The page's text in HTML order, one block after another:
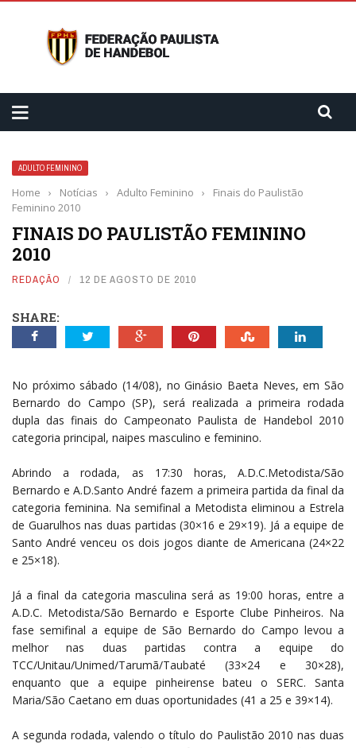
ADULTO FEMININO
Home › Notícias › Adulto Feminino ›
Finais do Paulistão
Feminino 2010
FINAIS DO PAULISTÃO FEMININO
2010
REDAÇÃO 12 DE AGOSTO DE 2010
SHARE:
No próximo sábado (14/08), no Ginásio Baeta Neves, em São
Bernardo do Campo (SP), será realizada a primeira rodada
dupla das finais do Campeonato Paulista de Handebol 2010
categoria principal, naipes masculino e feminino.
Abrindo a rodada, as 17:30 horas, A.D.C.Metodista/São
Bernardo e A.D.Santo André fazem a primeira partida da final da
categoria feminina. Na semifinal a Metodista eliminou a Estrela
de Guarulhos nas duas partidas (30×16 e 29×19). Já a equipe de
Santo André venceu os dois jogos diante de Americana (24×22
e 25×18).
Já a final da categoria masculina será as 19:00 horas, entre a
A.D.C. Metodista/São Bernardo e Esporte Clube Pinheiros. Na
fase semifinal a equipe de São Bernardo do Campo levou a
melhor nas duas partidas contra a equipe do
TCC/Unitau/Unimed/Tarumã/Taubaté (33×24 e 30×28),
enquanto que a equipe pinheirense bateu o SERC. Santa
Maria/São Caetano em duas oportunidades (41 a 25 e 39×14).
A segunda rodada, valendo o título do Paulistão 2010 nas duas